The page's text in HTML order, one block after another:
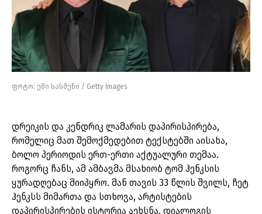
ფოტო: ემი სასმენი / Getty Images
დრეიკის და კენდრიკ ლამარის დაპირისპირება,
რომელიც მათ შემოქმედებით ტექსტებში აისახა,
ბოლო პერიოდის ერთ-ერთი აქტუალური თემაა.
როგორც ჩანს, ამ ამბავმა მსახიობ ტომ ჰენკსის
ყურადღებაც მიიპყრო. მან თავის 33 წლის შვილს, ჩეტ
ჰენკსს მიმართა და სთხოვა, არტისტების
დაპირისპირების ისტორია აეხსნა. დიალოგის